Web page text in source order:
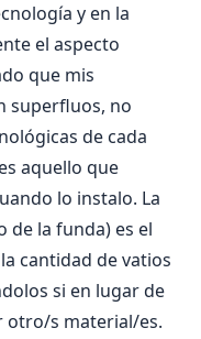
y en la
el aspecto
que mis
superfluos, no
de cada
aquello que
lo instalo. La
de la funda) es el
cantidad de vatios
si en lugar de
otro/s material/es.